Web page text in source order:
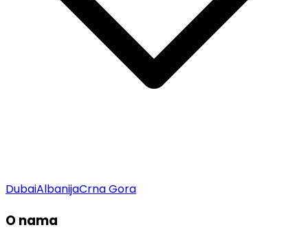
DubaiAlbanijaCrna Gora
O nama